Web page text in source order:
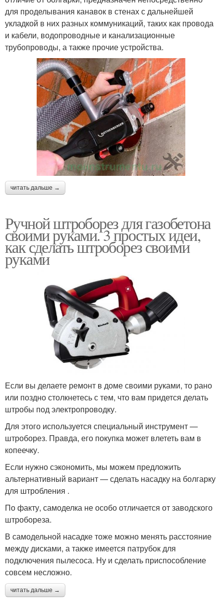
для проделывания канавок в стенах с дальнейшей
укладкой в них разных коммуникаций, таких как провода
и кабели, водопроводные и канализационные
трубопроводы, а также прочие устройства.
читать дальше →
Ручной штроборез для газобетона
своими руками. 3 простых идеи,
как сделать штроборез своими
руками
Если вы делаете ремонт в доме своими руками, то рано
или поздно столкнетесь с тем, что вам придется делать
штробы под электропроводку.
Для этого используется специальный инструмент —
штроборез. Правда, его покупка может влететь вам в
копеечку.
Если нужно сэкономить, мы можем предложить
альтернативный вариант — сделать насадку на болгарку
для штробления .
По факту, самоделка не особо отличается от заводского
штробореза.
В самодельной насадке тоже можно менять расстояние
между дисками, а также имеется патрубок для
подключения пылесоса. Ну и сделать приспособление
совсем несложно.
читать дальше →